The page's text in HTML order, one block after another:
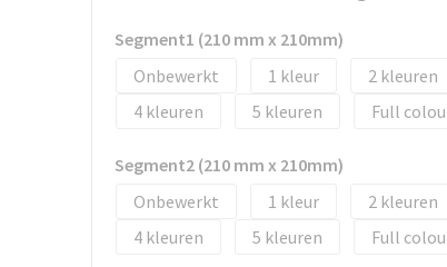
Segment1 (210 mm x 210mm)
Onbewerkt
1 2
4
5 Full
Segment2 (210 mm x 210mm)
Onbewerkt
1 2
4
5 Full